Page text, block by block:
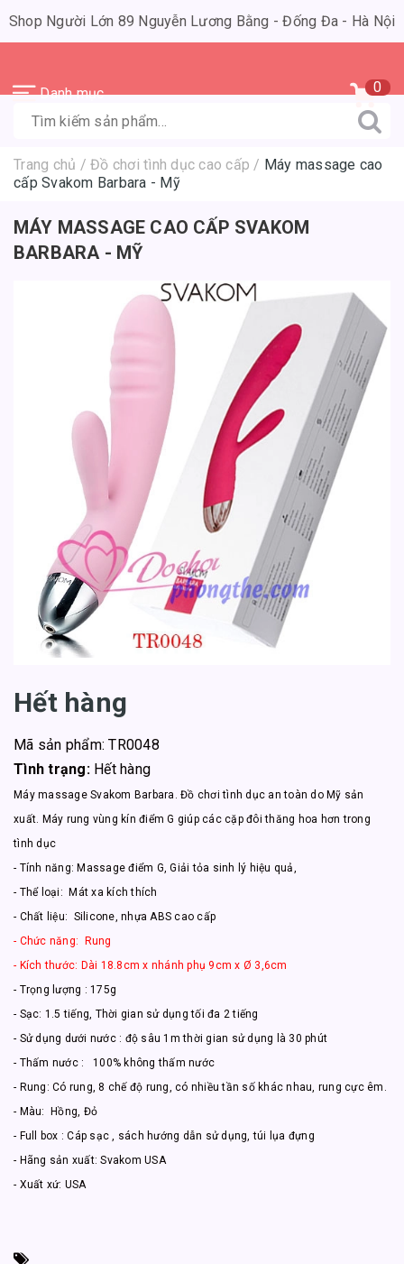
Shop Người Lớn 89 Nguyễn Lương Bằng - Đống Đa - Hà Nội
Danh mục 0
Trang chủ / Đồ chơi tình dục cao cấp / Máy massage cao
cấp Svakom Barbara - Mỹ
MÁY MASSAGE CAO CẤP SVAKOM
BARBARA - MỸ
Hết hàng
Mã sản phẩm: TR0048
Tình trạng: Hết hàng
Máy massage Svakom Barbara. Đồ chơi tình dục an toàn do Mỹ sản
xuất. Máy rung vùng kín điểm G giúp các cặp đôi thăng hoa hơn trong
tình dục
- Tính năng: Massage điểm G, Giải tỏa sinh lý hiệu quả,
- Thể loại: Mát xa kích thích
- Chất liệu: Silicone, nhựa ABS cao cấp
- Chức năng: Rung
- Kích thước: Dài 18.8cm x nhánh phụ 9cm x Ø 3,6cm
- Trọng lượng : 175g
- Sạc: 1.5 tiếng, Thời gian sử dụng tối đa 2 tiếng
- Sử dụng dưới nước : độ sâu 1m thời gian sử dụng là 30 phút
- Thấm nước : 100% không thấm nước
- Rung: Có rung, 8 chế độ rung, có nhiều tần số khác nhau, rung cực êm.
- Màu: Hồng, Đỏ
- Full box : Cáp sạc , sách hướng dẫn sử dụng, túi lụa đựng
- Hãng sản xuất: Svakom USA
- Xuất xứ: USA